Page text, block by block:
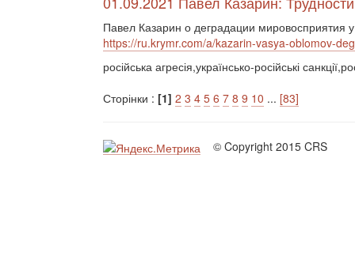
Павел Казарин о деградации мировосприятия
https://ru.krymr.com/a/kazarin-vasya-oblomov-
російська агресія,українсько-російські
Сторінки : [1] 2 3 4 5 6 7 8 9 10 ... [83]
© Copyright 2015 CRS